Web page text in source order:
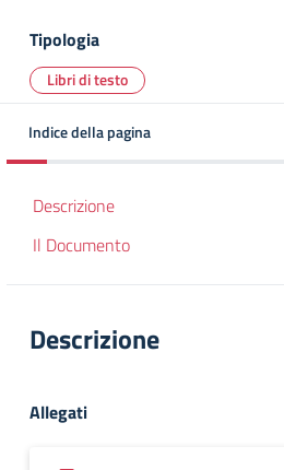
Tipologia
Libri di testo
Indice della pagina
Descrizione
Il Documento
Descrizione
Allegati